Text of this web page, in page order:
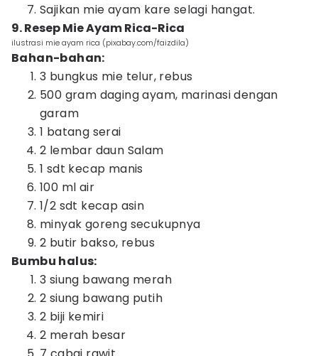
Sajikan mie ayam kare selagi hangat.
9. Resep Mie Ayam Rica-Rica
ilustrasi mie ayam rica (pixabay.com/faizdila)
Bahan-bahan:
3 bungkus mie telur, rebus
500 gram daging ayam, marinasi dengan
garam
1 batang serai
2 lembar daun Salam
1 sdt kecap manis
100 ml air
1/2 sdt kecap asin
minyak goreng secukupnya
2 butir bakso, rebus
Bumbu halus:
3 siung bawang merah
2 siung bawang putih
2 biji kemiri
2 merah besar